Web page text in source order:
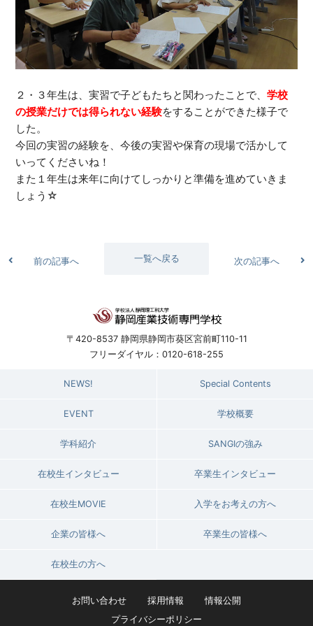
２・３年生は、実習で子どもたちと関わったことで、学校
の授業だけでは得られない経験をすることができた様子で
した。
今回の実習の経験を、今後の実習や保育の現場で活かして
いってくださいね！
また１年生は来年に向けてしっかりと準備を進めていきま
しょう☆
前の記事へ 次の記事へ
一覧へ戻る
〒420-8537 静岡県静岡市葵区宮前町110-11
フリーダイヤル：0120-618-255
NEWS! Special Contents
EVENT 学校概要
学科紹介 SANGIの強み
在校生インタビュー 卒業生インタビュー
在校生MOVIE 入学をお考えの方へ
企業の皆様へ 卒業生の皆様へ
在校生の方へ
お問い合わせ 採用情報
情報公開
プライバシーポリシー